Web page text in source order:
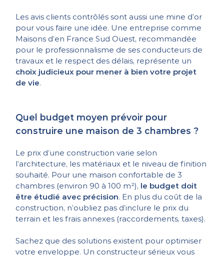
Les avis clients contrôlés sont aussi une mine d’or
pour vous faire une idée. Une entreprise comme
Maisons d’en France Sud Ouest, recommandée
pour le professionnalisme de ses conducteurs de
travaux et le respect des délais, représente un
choix judicieux pour mener à bien votre projet
de vie.
Quel budget moyen prévoir pour
construire une maison de 3 chambres ?
Le prix d’une construction varie selon
l’architecture, les matériaux et le niveau de finition
souhaité. Pour une maison confortable de 3
chambres (environ 90 à 100 m²), le budget doit
être étudié avec précision. En plus du coût de la
construction, n’oubliez pas d’inclure le prix du
terrain et les frais annexes (raccordements, taxes).
Sachez que des solutions existent pour optimiser
votre enveloppe. Un constructeur sérieux vous